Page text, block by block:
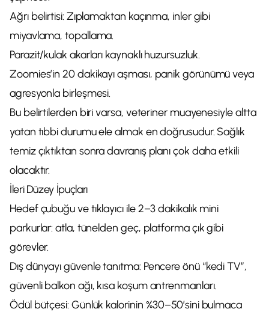
Ağrı belirtisi: Zıplamaktan kaçınma, inler gibi
miyavlama, topallama.
Parazit/kulak akarları kaynaklı huzursuzluk.
Zoomies’in 20 dakikayı aşması, panik görünümü veya
agresyonla birleşmesi.
Bu belirtilerden biri varsa, veteriner muayenesiyle altta
yatan tıbbi durumu ele almak en doğrusudur. Sağlık
temiz çıktıktan sonra davranış planı çok daha etkili
olacaktır.
İleri Düzey İpuçları
Hedef çubuğu ve tıklayıcı ile 2–3 dakikalık mini
parkurlar: atla, tünelden geç, platforma çık gibi
görevler.
Dış dünyayı güvenle tanıtma: Pencere önü “kedi TV”,
güvenli balkon ağı, kısa koşum antrenmanları.
Ödül bütçesi: Günlük kalorinin %30–50’sini bulmaca